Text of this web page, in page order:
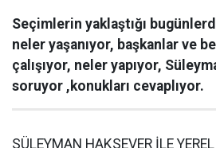
Seçimlerin yaklaştığı
neler yaşanıyor, başkanlar ve
çalışıyor, neler yapıyor,
soruyor ,konukları cevaplıyor.
SÜLEYMAN HAKSEVER İLE